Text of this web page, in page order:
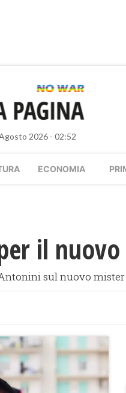
2026 - 02:52
ECONOMIA
il
sul nuovo mister